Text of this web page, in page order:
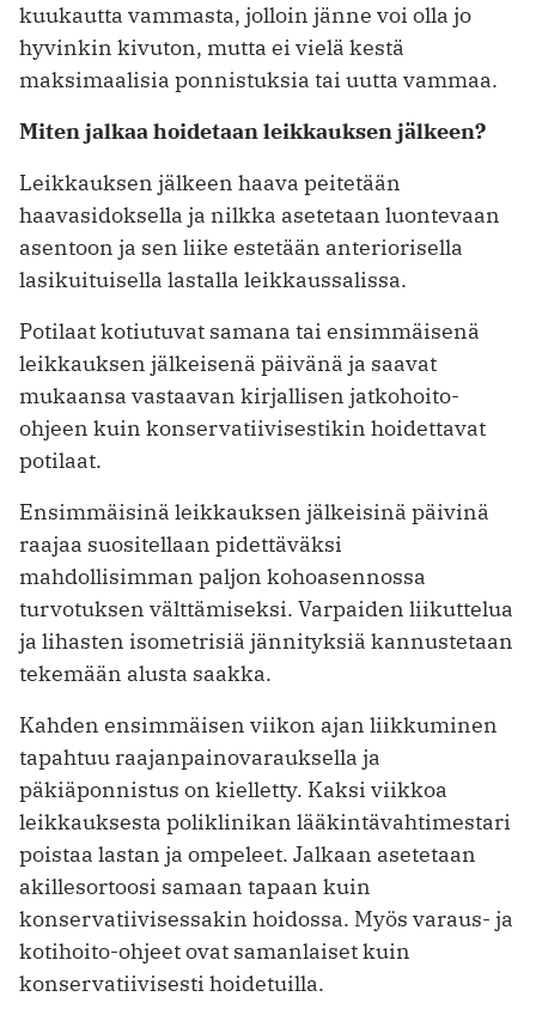
kuukautta vammasta, jolloin jänne voi olla jo
hyvinkin kivuton, mutta ei vielä kestä
maksimaalisia ponnistuksia tai uutta vammaa.
Miten jalkaa hoidetaan leikkauksen jälkeen?
Leikkauksen jälkeen haava peitetään
haavasidoksella ja nilkka asetetaan luontevaan
asentoon ja sen liike estetään anteriorisella
lasikuituisella lastalla leikkaussalissa.
Potilaat kotiutuvat samana tai ensimmäisenä
leikkauksen jälkeisenä päivänä ja saavat
mukaansa vastaavan kirjallisen jatkohoito-
ohjeen kuin konservatiivisestikin hoidettavat
potilaat.
Ensimmäisinä leikkauksen jälkeisinä päivinä
raajaa suositellaan pidettäväksi
mahdollisimman paljon kohoasennossa
turvotuksen välttämiseksi. Varpaiden liikuttelua
ja lihasten isometrisiä jännityksiä kannustetaan
tekemään alusta saakka.
Kahden ensimmäisen viikon ajan liikkuminen
tapahtuu raajanpainovarauksella ja
päkiäponnistus on kielletty. Kaksi viikkoa
leikkauksesta poliklinikan lääkintävahtimestari
poistaa lastan ja ompeleet. Jalkaan asetetaan
akillesortoosi samaan tapaan kuin
konservatiivisessakin hoidossa. Myös varaus- ja
kotihoito-ohjeet ovat samanlaiset kuin
konservatiivisesti hoidetuilla.